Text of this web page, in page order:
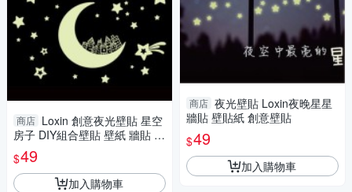
商店 Loxin 創意夜光壁貼 星空
房子 DIY組合壁貼 壁紙 牆貼 背
景貼 夜光貼
$49
加入購物車
商店 夜光壁貼 Loxin夜晚星星
牆貼 壁貼紙 創意壁貼
$49
加入購物車